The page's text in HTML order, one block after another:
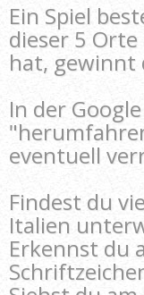
Ein Spiel
dieser 5
hat, gewinnt
In der
eventuell
Findest du
Italien
Erkennst du